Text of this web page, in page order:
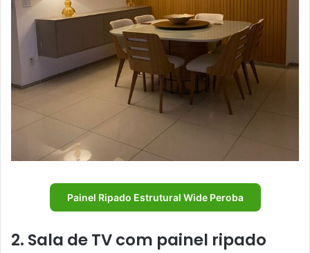
Painel Ripado Estrutural Wide Peroba
2. Sala de TV com painel ripado